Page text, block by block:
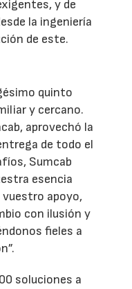
y de
la ingeniería
de este.
quinto
y cercano.
aprovechó la
de todo el
Sumcab
esencia
apoyo,
con ilusión y
fieles a
soluciones a